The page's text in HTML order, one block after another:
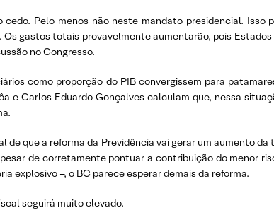
Pelo menos não neste mandato presidencial. Isso
gastos totais provavelmente aumentarão, pois
no Congresso.
como proporção do PIB convergissem para
e Carlos Eduardo Gonçalves calculam que, nessa
que a reforma da Previdência vai gerar um aumento
de corretamente pontuar a contribuição do menor
explosivo –, o BC parece esperar demais da reforma.
seguirá muito elevado.